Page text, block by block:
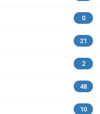
0
21
2
48
10